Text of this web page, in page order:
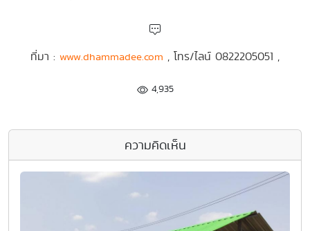
ที่มา : www.dhammadee.com , โทร/ไลน์ 0822205051 ,
4,935
ความคิดเห็น